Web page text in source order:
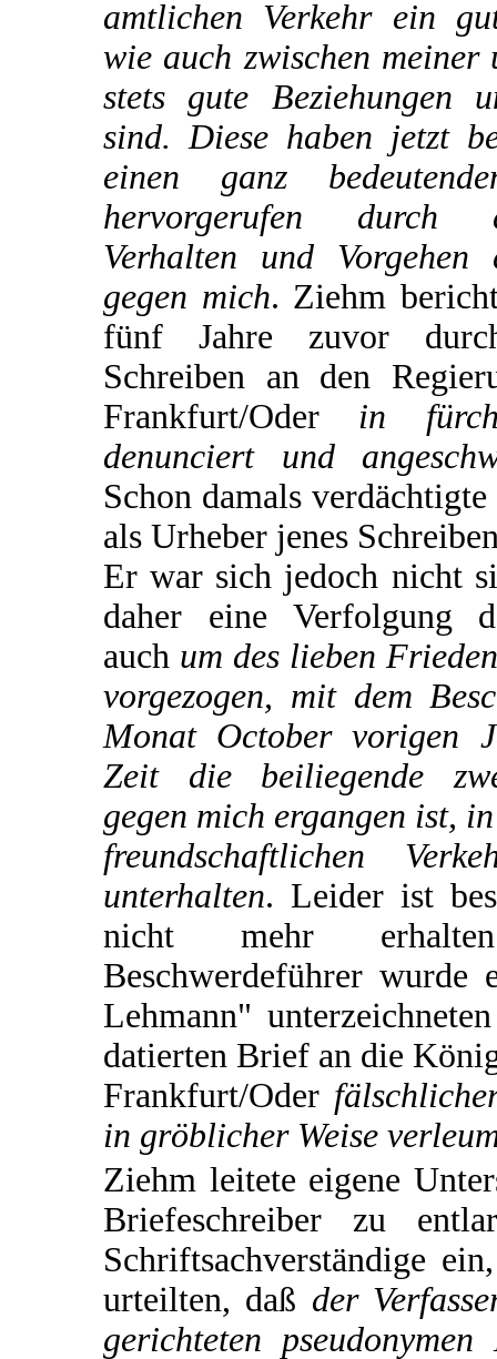
amtlichen Verkehr ein
wie auch zwischen
stets gute Beziehungen
sind. Diese haben jetzt
einen ganz
hervorgerufen durch
Verhalten und Vorgehen
gegen mich. Ziehm
fünf Jahre zuvor
Schreiben an den
Frankfurt/Oder in
denunciert und
Schon damals
als Urheber jenes
Er war sich jedoch nicht
daher eine Verfolgung
auch um des lieben
vorgezogen, mit dem
Monat October vorigen
Zeit die beiliegende
gegen mich ergangen ist,
freundschaftlichen
unterhalten. Leider ist
nicht mehr
Beschwerdeführer
Lehmann"
datierten Brief an die
Frankfurt/Oder
in gröblicher Weise
Ziehm leitete eigene
Briefeschreiber zu
Schriftsachverständige
urteilten, daß der
gerichteten